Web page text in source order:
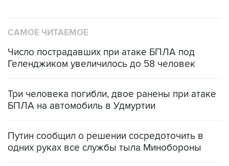
САМОЕ ЧИТАЕМОЕ
Число пострадавших при атаке БПЛА под
Геленджиком увеличилось до 58 человек
Три человека погибли, двое ранены при атаке
БПЛА на автомобиль в Удмуртии
Путин сообщил о решении сосредоточить в
одних руках все службы тыла Минобороны